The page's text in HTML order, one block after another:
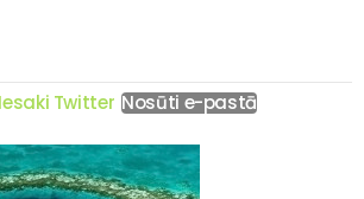
Iesaki Twitter Nosūti e-pastā